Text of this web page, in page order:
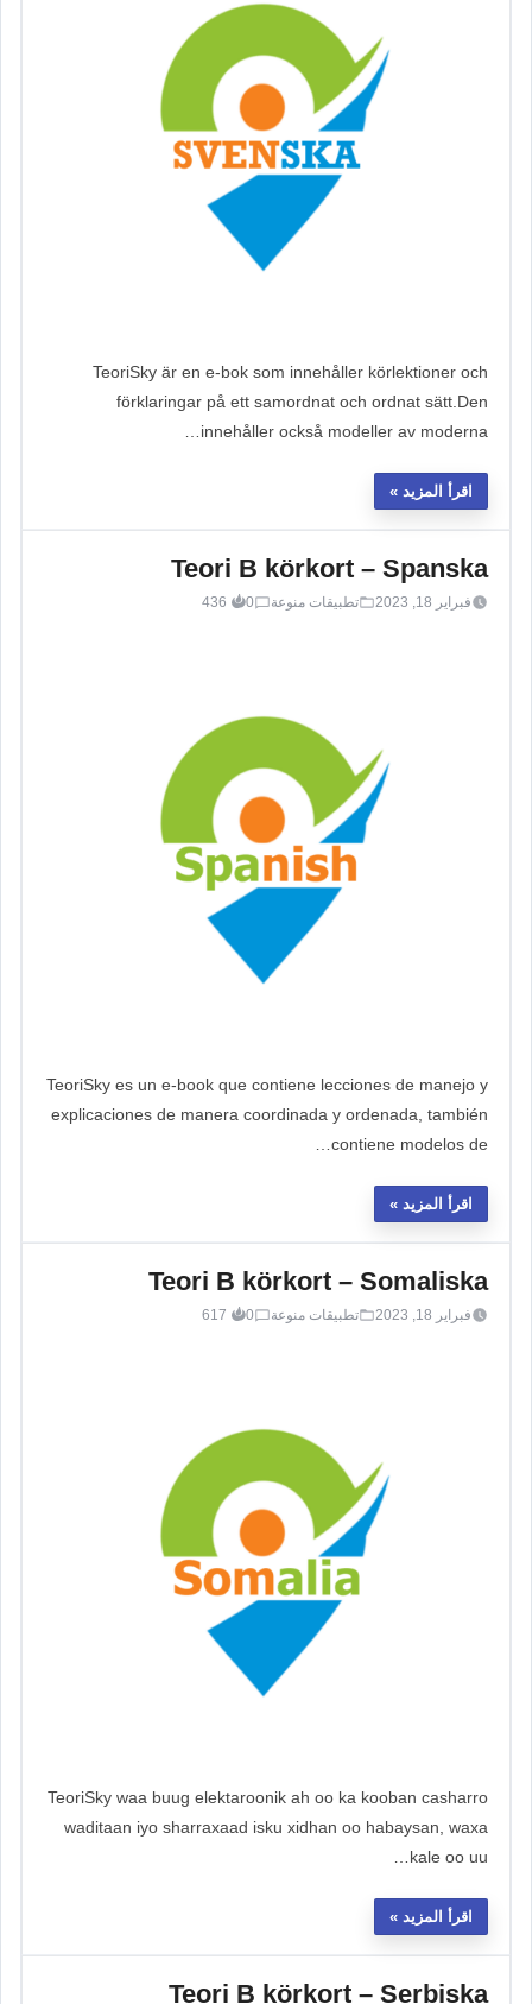
TeoriSky är en e-bok som innehåller körlektioner och
förklaringar på ett samordnat och ordnat sätt.Den
innehåller också modeller av moderna…
اقرأ المزيد
Teori B körkort – Spanska
فبراير 18, 2023 تطبيقات منوعة 0
436
TeoriSky es un e-book que contiene lecciones de manejo y
explicaciones de manera coordinada y ordenada, también
contiene modelos de…
اقرأ المزيد
Teori B körkort – Somaliska
فبراير 18, 2023 تطبيقات منوعة 0
617
TeoriSky waa buug elektaroonik ah oo ka kooban casharro
waditaan iyo sharraxaad isku xidhan oo habaysan, waxa
kale oo uu…
اقرأ المزيد
Teori B körkort – Serbiska